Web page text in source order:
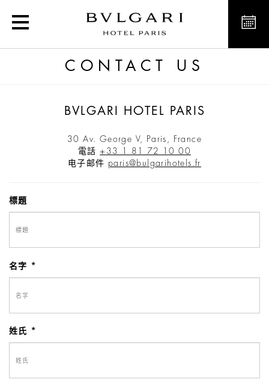
Contact Bvlgari Hotel in
CONTACT US
BVLGARI HOTEL PARIS
30 Av. George V, Paris, France
電話 +33 1 81 72 10 00
电子邮件 paris@bulgarihotels.fr
標題
名字
姓氏